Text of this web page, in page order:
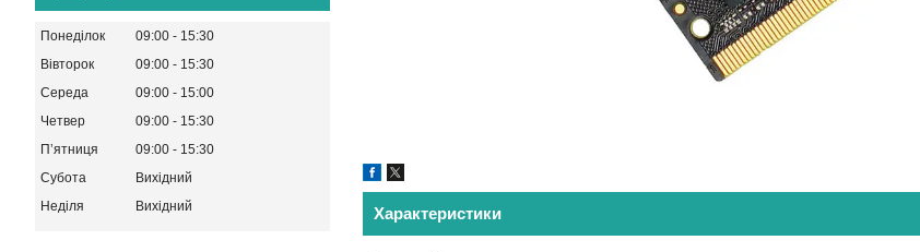
Характеристики
Понеділок 09:00
15:30
Вівторок
09:00
15:30
Середа
09:00
15:00
Четвер
09:00
15:30
Пʼятниця
09:00
15:30
Субота
Вихідний
Неділя
Вихідний